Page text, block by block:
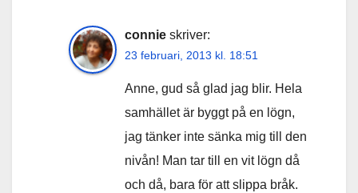
connie skriver:
23 februari, 2013 kl. 18:51
Anne, gud så glad jag blir. Hela
samhället är byggt på en lögn,
jag tänker inte sänka mig till den
nivån! Man tar till en vit lögn då
och då, bara för att slippa bråk.